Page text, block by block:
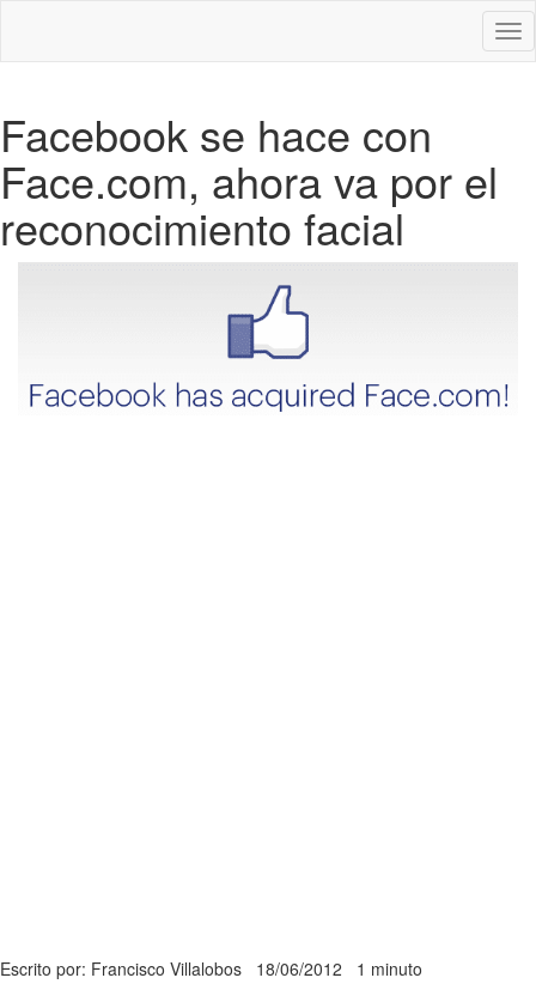
Facebook se hace con
Face.com, ahora va por el
reconocimiento facial
Escrito por: Francisco Villalobos 18/06/2012 1 minuto